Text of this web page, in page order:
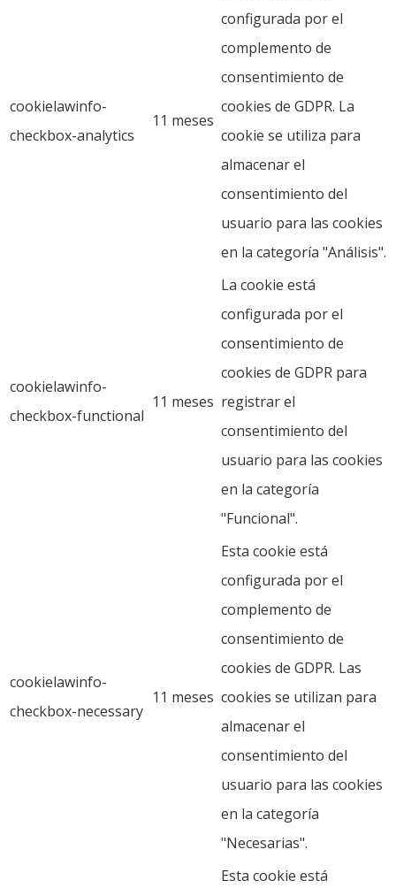
cookielawinfo-
checkbox-analytics
11 meses
configurada por el
complemento de
consentimiento de
cookies de GDPR. La
cookie se utiliza para
almacenar el
consentimiento del
usuario para las cookies
en la categoría "Análisis".
cookielawinfo-
checkbox-functional
11 meses
La cookie está
configurada por el
consentimiento de
cookies de GDPR para
registrar el
consentimiento del
usuario para las cookies
en la categoría
"Funcional".
cookielawinfo-
checkbox-necessary
11 meses
Esta cookie está
configurada por el
complemento de
consentimiento de
cookies de GDPR. Las
cookies se utilizan para
almacenar el
consentimiento del
usuario para las cookies
en la categoría
"Necesarias".
Esta cookie está